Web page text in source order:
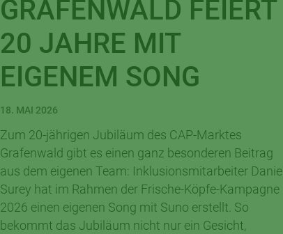
GRAFENWALD FEIERT
20 JAHRE MIT
EIGENEM SONG
18. MAI 2026
Zum 20-jährigen Jubiläum des CAP-Marktes
Grafenwald gibt es einen ganz besonderen Beitrag
aus dem eigenen Team: Inklusionsmitarbeiter Daniel
Surey hat im Rahmen der Frische-Köpfe-Kampagne
2026 einen eigenen Song mit Suno erstellt. So
bekommt das Jubiläum nicht nur ein Gesicht,